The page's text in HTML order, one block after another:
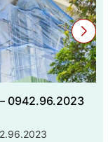
0942.96.2023